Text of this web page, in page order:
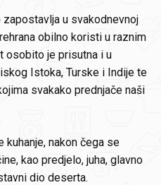
u svakodnevnoj
obilno koristi u raznim
osobito je prisutna i u
Istoka, Turske i Indije te
svakako prednjače naši
kuhanje, nakon čega se
kao predjelo, juha, glavno
dio deserta.